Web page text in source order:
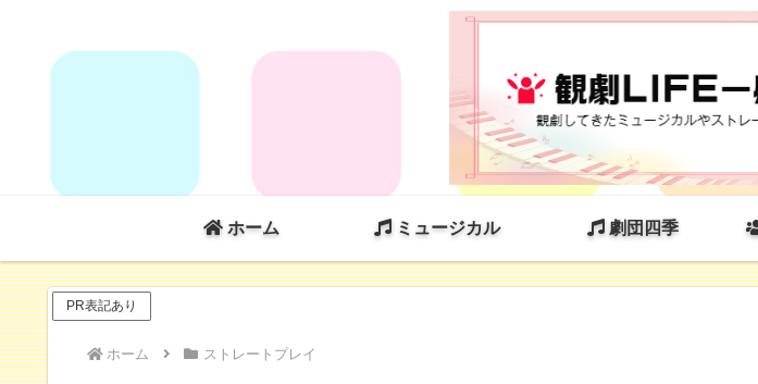
ホーム ミュージカル 劇団四季
PR表記あり
ホーム ストレートプレイ